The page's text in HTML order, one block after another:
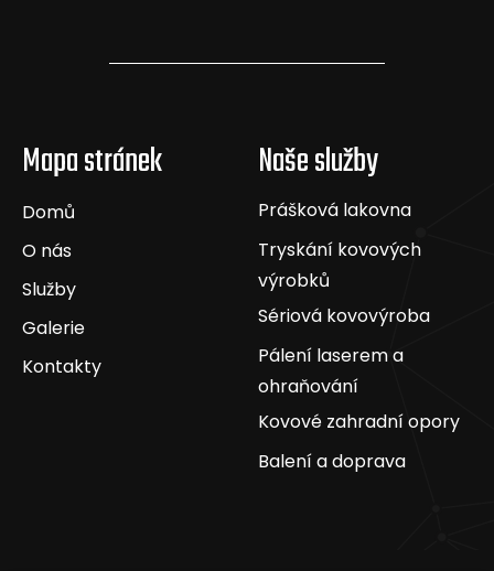
Mapa stránek
Domů
O nás
Služby
Galerie
Kontakty
Naše služby
Prášková lakovna
Tryskání kovových
výrobků
Sériová kovovýroba
Pálení laserem a
ohraňování
Kovové zahradní opory
Balení a doprava